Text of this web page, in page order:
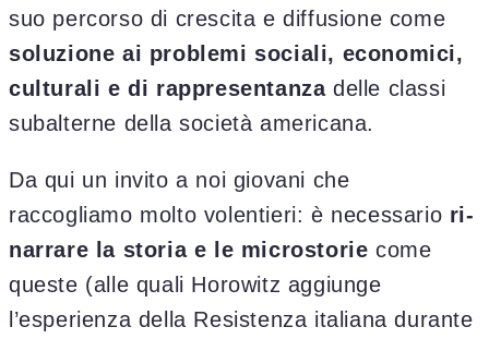
suo percorso di crescita e diffusione come
soluzione ai problemi sociali, economici,
culturali e di rappresentanzadelle classi
subalterne della società americana.
Da qui un invito a noi giovani che
raccogliamo molto volentieri: è necessario ri-
narrare la storia e le microstoriecome
queste (alle quali Horowitz aggiunge
l’esperienza della Resistenza italiana durante